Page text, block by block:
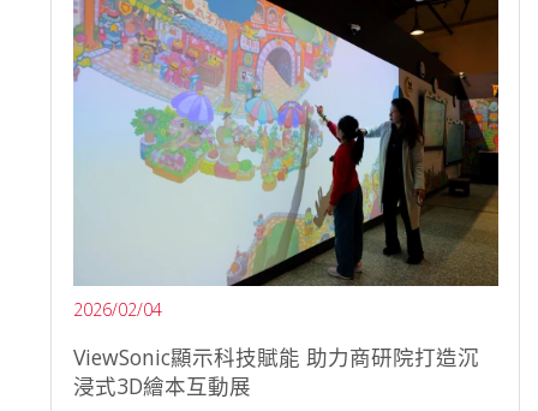
2026/02/04
ViewSonic顯示科技賦能 助力商研院打造沉
浸式3D繪本互動展